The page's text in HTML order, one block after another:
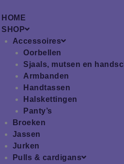
HOME
SHOP
Accessoires
Oorbellen
Sjaals, mutsen en
Armbanden
Handtassen
Halskettingen
Panty’s
Broeken
Jassen
Jurken
Pulls & cardigans